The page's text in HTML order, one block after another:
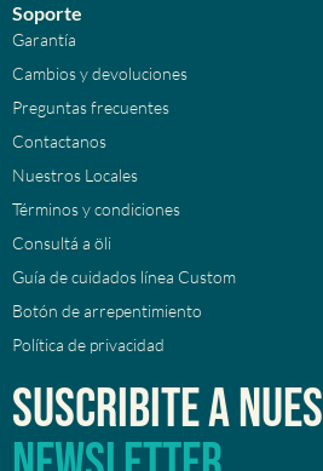
Soporte
Garantía
Cambios y devoluciones
Preguntas frecuentes
Contactanos
Nuestros Locales
Términos y condiciones
Consultá a öli
Guía de cuidados línea Custom
Botón de arrepentimiento
Política de privacidad
Suscribite a